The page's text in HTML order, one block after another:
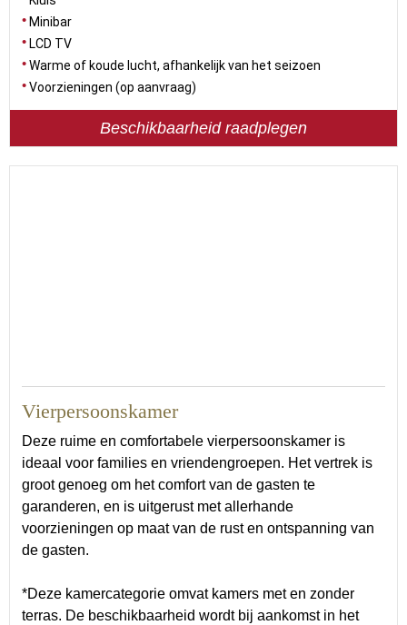
Minibar
LCD TV
Warme of koude lucht, afhankelijk van het seizoen
Voorzieningen (op aanvraag)
Beschikbaarheid raadplegen
Vierpersoonskamer
Deze ruime en comfortabele vierpersoonskamer is
ideaal voor families en vriendengroepen. Het vertrek is
groot genoeg om het comfort van de gasten te
garanderen, en is uitgerust met allerhande
voorzieningen op maat van de rust en ontspanning van
de gasten.
*Deze kamercategorie omvat kamers met en zonder
terras. De beschikbaarheid wordt bij aankomst in het